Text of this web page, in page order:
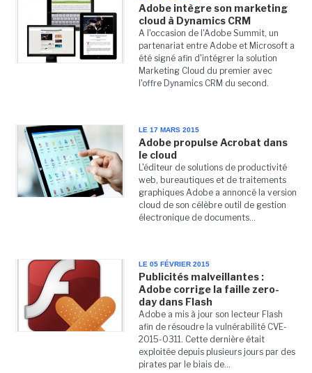
Adobe intègre son marketing
cloud à Dynamics CRM
A l'occasion de l'Adobe Summit, un
partenariat entre Adobe et Microsoft a
été signé afin d'intégrer la solution
Marketing Cloud du premier avec
l'offre Dynamics CRM du second.
LE 17 MARS 2015
Adobe propulse Acrobat dans
le cloud
L'éditeur de solutions de productivité
web, bureautiques et de traitements
graphiques Adobe a annoncé la version
cloud de son célèbre outil de gestion
électronique de documents...
LE 05 FÉVRIER 2015
Publicités malveillantes :
Adobe corrige la faille zero-
day dans Flash
Adobe a mis à jour son lecteur Flash
afin de résoudre la vulnérabilité CVE-
2015-0311. Cette dernière était
exploitée depuis plusieurs jours par des
pirates par le biais de...